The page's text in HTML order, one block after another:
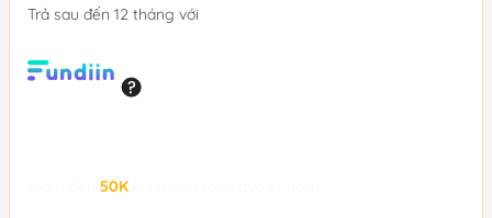
Trả sau đến 12 tháng với
50K